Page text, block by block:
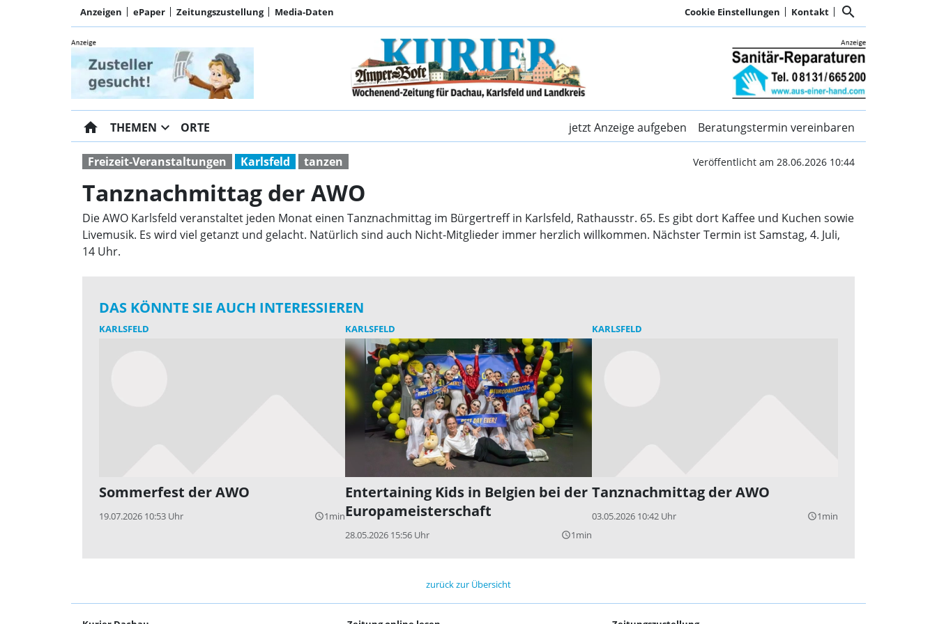
Anzeigen ePaper Zeitungszustellung Media-Daten Cookie Einstellungen Kontakt search
Tanznachmittag der AWO | Kurier Dachau
home THEMEN expand_more ORTE jetzt Anzeige aufgeben Beratungstermin vereinbaren
Freizeit-Veranstaltungen Karlsfeld tanzen Veröffentlicht am 28.06.2026 10:44
Tanznachmittag der AWO
Die AWO Karlsfeld veranstaltet jeden Monat einen Tanznachmittag im Bürgertreff in Karlsfeld, Rathausstr. 65. Es gibt dort Kaffee und Kuchen sowie
Livemusik. Es wird viel getanzt und gelacht. Natürlich sind auch Nicht-Mitglieder immer herzlich willkommen. Nächster Termin ist Samstag, 4. Juli,
14 Uhr.
DAS KÖNNTE SIE AUCH INTERESSIEREN
KARLSFELD
Sommerfest der AWO
19.07.2026 10:53 Uhr query_builder1min
KARLSFELD
Entertaining Kids in Belgien bei der
Europameisterschaft
28.05.2026 15:56 Uhr query_builder1min
KARLSFELD
Tanznachmittag der AWO
03.05.2026 10:42 Uhr query_builder1min
zurück zur Übersicht